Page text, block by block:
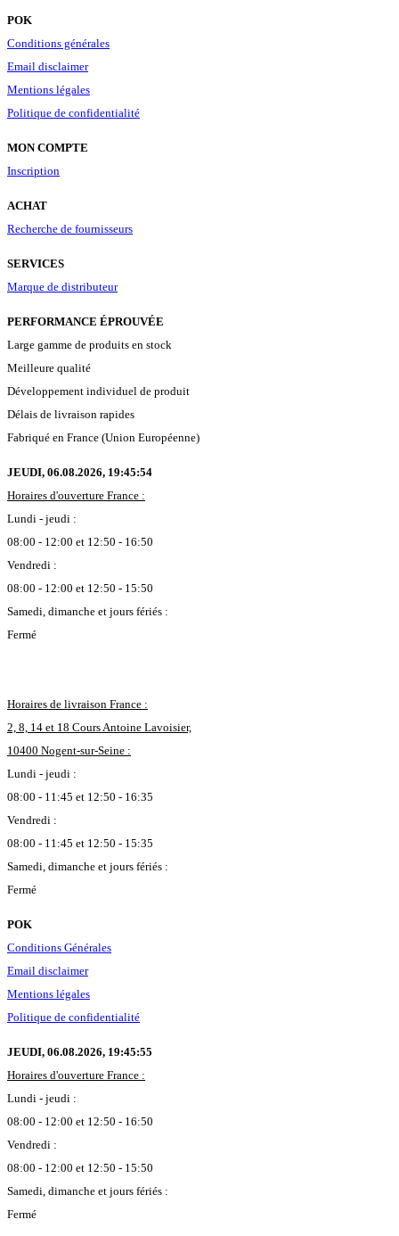
POK
Conditions générales
Email disclaimer
Mentions légales
Politique de confidentialité
MON COMPTE
Inscription
ACHAT
Recherche de fournisseurs
SERVICES
Marque de distributeur
PERFORMANCE ÉPROUVÉE
Large gamme de produits en stock
Meilleure qualité
Développement individuel de produit
Délais de livraison rapides
Fabriqué en France (Union Européenne)
JEUDI, 06.08.2026, 19:45:55
Horaires d'ouverture France :
Lundi - jeudi :
08:00 - 12:00 et 12:50 - 16:50
Vendredi :
08:00 - 12:00 et 12:50 - 15:50
Samedi, dimanche et jours fériés :
Fermé
Horaires de livraison France :
2, 8, 14 et 18 Cours Antoine Lavoisier,
10400 Nogent-sur-Seine :
Lundi - jeudi :
08:00 - 11:45 et 12:50 - 16:35
Vendredi :
08:00 - 11:45 et 12:50 - 15:35
Samedi, dimanche et jours fériés :
Fermé
POK
Conditions Générales
Email disclaimer
Mentions légales
Politique de confidentialité
JEUDI, 06.08.2026, 19:45:56
Horaires d'ouverture France :
Lundi - jeudi :
08:00 - 12:00 et 12:50 - 16:50
Vendredi :
08:00 - 12:00 et 12:50 - 15:50
Samedi, dimanche et jours fériés :
Fermé